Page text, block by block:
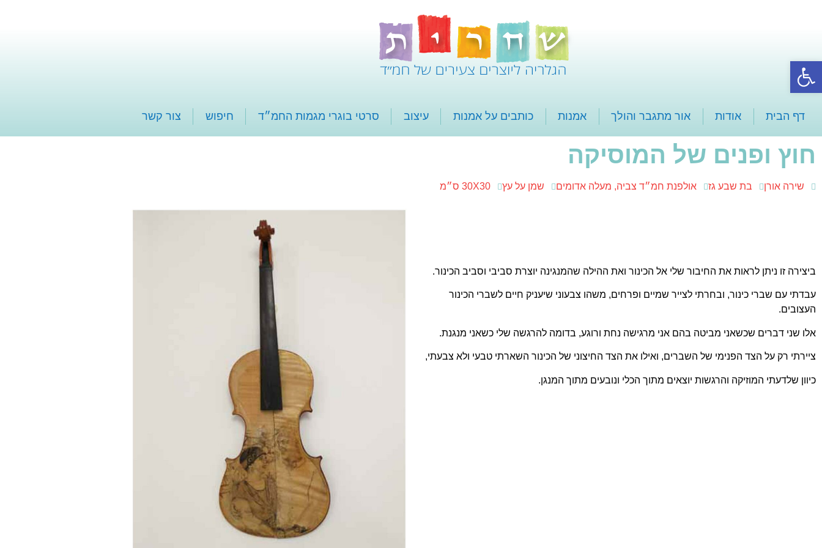
פתח סרגל נגישות
דף הבית אודות אור מתגבר והולך אמנות כותבים על אמנות עיצוב סרטי בוגרי מגמות החמ״ד חיפוש צור קשר
חוץ ופנים של המוסיקה
שירה אורן בת שבע גז אולפנת חמ״ד צביה, מעלה אדומים שמן על עץ 30X30 ס״מ
ביצירה זו ניתן לראות את החיבור שלי אל הכינור ואת ההילה שהמנגינה יוצרת סביבי וסביב הכינור.
עבדתי עם שברי כינור, ובחרתי לצייר שמיים ופרחים, משהו צבעוני שיעניק חיים לשברי הכינור
העצובים.
אלו שני דברים שכשאני מביטה בהם אני מרגישה נחת ורוגע, בדומה להרגשה שלי כשאני מנגנת.
ציירתי רק על הצד הפנימי של השברים, ואילו את הצד החיצוני של הכינור השארתי טבעי ולא צבעתי,
כיוון שלדעתי המוזיקה והרגשות יוצאים מתוך הכלי ונובעים מתוך המנגן.